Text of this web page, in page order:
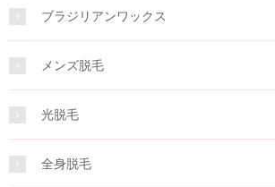
ブラジリアンワックス
メンズ脱毛
光脱毛
全身脱毛